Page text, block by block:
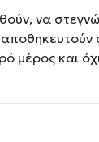
να
μέρος και